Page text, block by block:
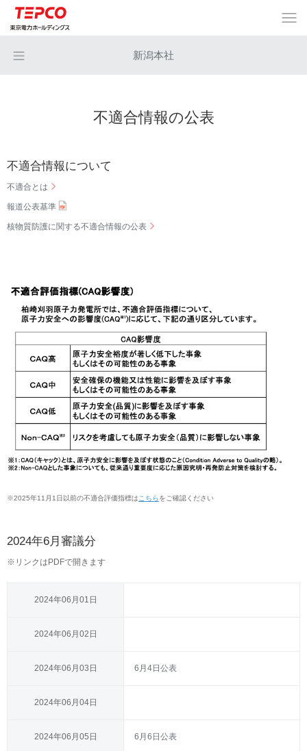
新潟本社
不適合情報の公表
不適合情報について
不適合とは
報道公表基準
核物質防護に関する不適合情報の公表
※2025年11月1日以前の不適合評価指標は こちらをご確認ください
2024年6月審議分
※ リンクはPDFで開きます
2024年06月01日
2024年06月02日
2024年06月03日 6月4日公表
2024年06月04日
2024年06月05日 6月6日公表